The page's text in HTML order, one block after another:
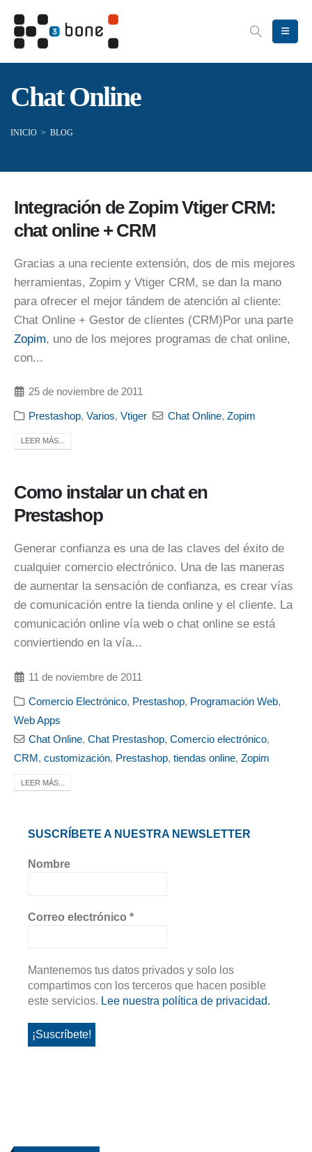
Chat Online
INICIO > BLOG
Integración de Zopim Vtiger CRM:
chat online + CRM
Gracias a una reciente extensión, dos de mis mejores
herramientas, Zopim y Vtiger CRM, se dan la mano
para ofrecer el mejor tándem de atención al cliente:
Chat Online + Gestor de clientes (CRM)Por una parte
Zopim, uno de los mejores programas de chat online,
con...
25 de noviembre de 2011
Prestashop,Varios,Vtiger Chat Online, Zopim
LEER MÁS...
Como instalar un chat en
Prestashop
Generar confianza es una de las claves del éxito de
cualquier comercio electrónico. Una de las maneras
de aumentar la sensación de confianza, es crear vías
de comunicación entre la tienda online y el cliente. La
comunicación online vía web o chat online se está
conviertiendo en la vía...
11 de noviembre de 2011
Comercio Electrónico, Prestashop, Programación Web,
Web Apps
Chat Online,Chat Prestashop,Comercio electrónico,
CRM, customización, Prestashop, tiendas online, Zopim
LEER MÁS...
SUSCRÍBETE A NUESTRA NEWSLETTER
Nombre
Correo electrónico *
Mantenemos tus datos privados y solo los
compartimos con los terceros que hacen posible
este servicios. Lee nuestra política de privacidad.